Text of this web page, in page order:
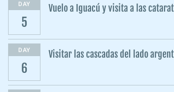
DAY
5
Vuelo a Iguacú y visita a las
DAY
6
Visitar las cascadas del lado